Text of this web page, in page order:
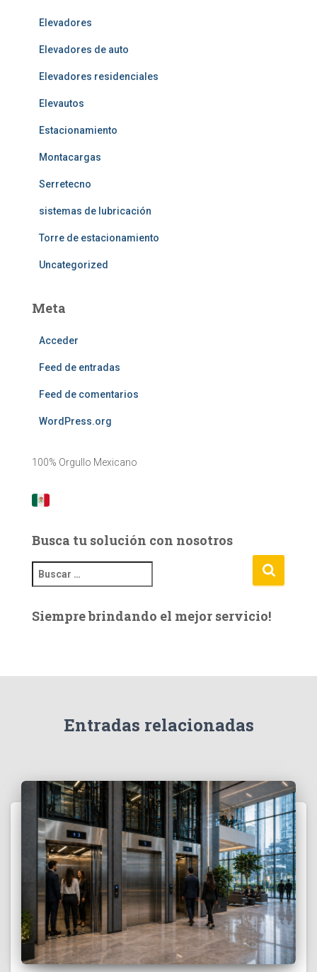
Elevadores
Elevadores de auto
Elevadores residenciales
Elevautos
Estacionamiento
Montacargas
Serretecno
sistemas de lubricación
Torre de estacionamiento
Uncategorized
Meta
Acceder
Feed de entradas
Feed de comentarios
WordPress.org
100% Orgullo Mexicano
Busca tu solución con nosotros
u
c
Siempre brindando el mejor servicio!
Entradas relacionadas